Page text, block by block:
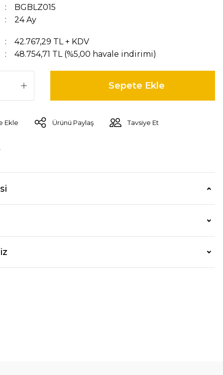
BGBLZ015
24 Ay
42.767,29 TL + KDV
48.754,71 TL (%5,00 havale indirimi)
Sepete Ekle
Ürünü Paylaş Tavsiye Et